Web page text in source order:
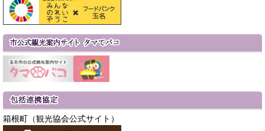
箱根町（観光協会公式サイト）